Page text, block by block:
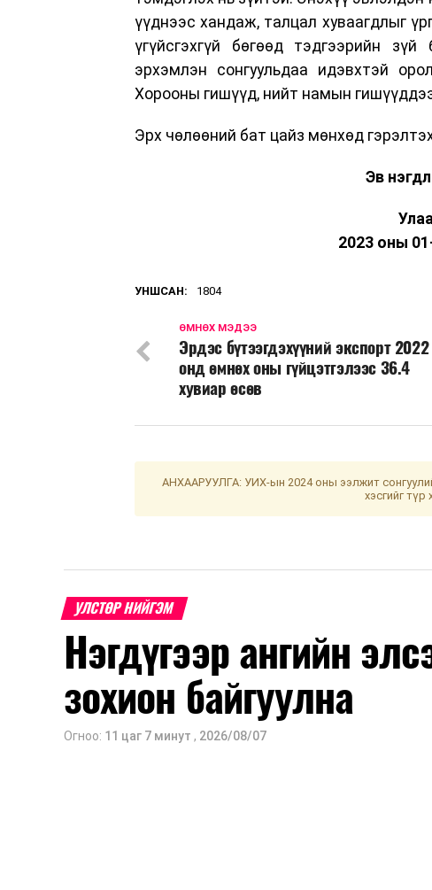
үүднээс хандаж, талцал хуваагдлыг
үгүйсгэхгүй бөгөөд тэдгээрийн
эрхэмлэн сонгуульдаа идэвхтэй
Хорооны гишүүд, нийт намын
Эрх чөлөөний бат цайз мөнхөд
Эв
2023 оны
УНШСАН: 1804
ӨМНӨХ МЭДЭЭ
Эрдэс бүтээгдэхүүний экспорт 2022
онд өмнөх оны гүйцэтгэлээс 36.4
хувиар өсөв
АНХААРУУЛГА: УИХ-ын 2024 оны ээлжит
хэсгийг түр
УЛСТӨР НИЙГЭМ
Нэгдүгээр ангийн
зохион байгуулна
Огноо: 11 цаг 7 минут , 2026/08/07